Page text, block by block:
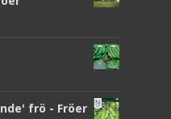
frö - Fröer